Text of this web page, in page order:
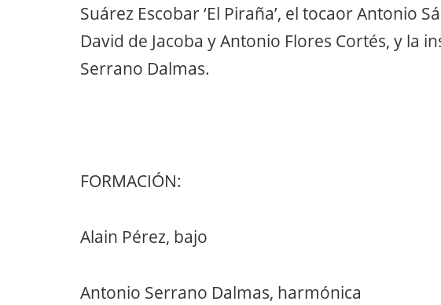
Suárez Escobar ‘El Piraña’, el tocaor Antonio
David de Jacoba y Antonio Flores Cortés, y la
Serrano Dalmas.
FORMACIÓN:
Alain Pérez, bajo
Antonio Serrano Dalmas, harmónica